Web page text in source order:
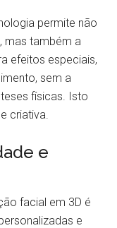
permite não
mas também a
efeitos especiais,
sem a
físicas. Isto
criativa.
e
facial em 3D é
e